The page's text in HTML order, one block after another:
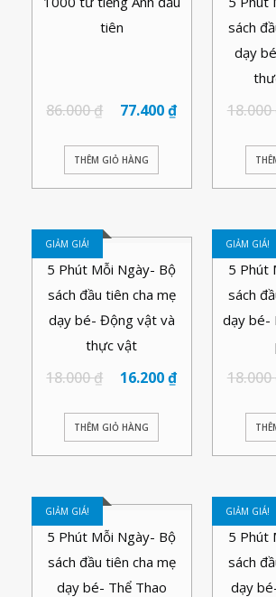
tiên
86.000₫ 77.400₫
THÊM GIỎ HÀNG
sách
dạy
18.000
GIẢM GIÁ!
5 Phút Mỗi Ngày- Bộ
sách đầu tiên cha mẹ
dạy bé- Động vật và
thực vật
18.000₫ 16.200₫
THÊM GIỎ HÀNG
GIẢM GIÁ!
5 Phút
sách
dạy bé-
18.000
GIẢM GIÁ!
5 Phút Mỗi Ngày- Bộ
sách đầu tiên cha mẹ
dạy bé- Thể Thao
GIẢM GIÁ!
5 Phút
sách
dạy